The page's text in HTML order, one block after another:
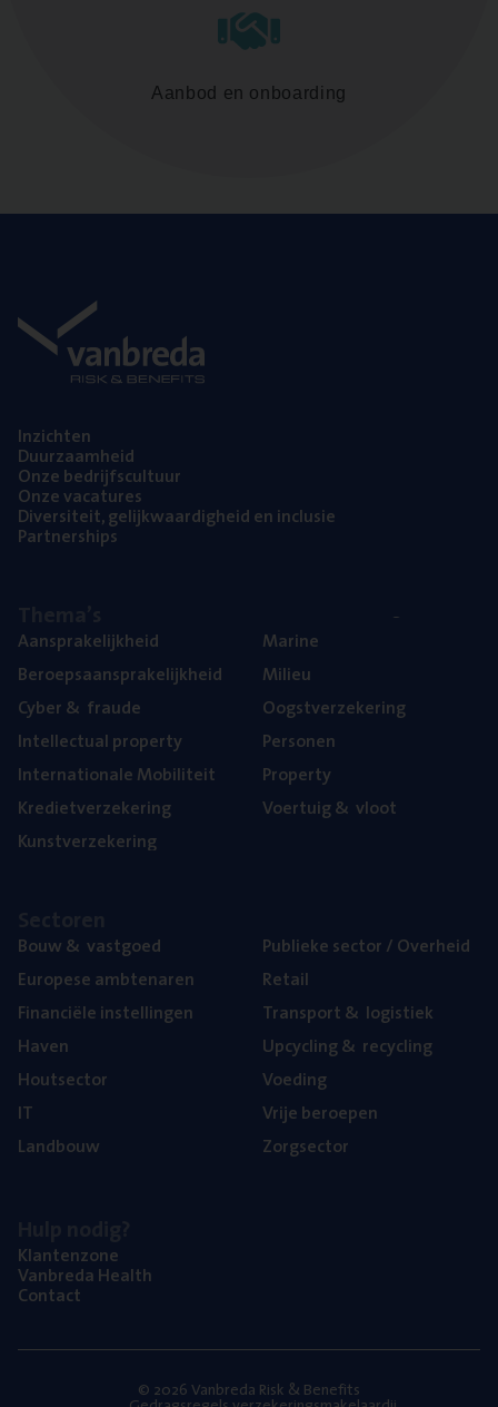
Aanbod en onboarding
Inzich­ten
Duur­zaam­heid
Onze bedrijfs­cul­tuur
Onze vaca­tu­res
Diver­si­teit, gelijk­waar­dig­heid en inclusie
Part­ner­ships
Aan­spra­ke­lijk­heid
Beroeps­aan­spra­ke­lijk­heid
Cyber& fraude
Intel­lec­tu­al property
Inter­na­ti­o­na­le Mobiliteit
Kre­diet­ver­ze­ke­ring
Kunst­ver­ze­ke­ring
Mari­ne
Mili­eu
Oogst­ver­ze­ke­ring
Per­so­nen
Pro­per­ty
Voer­tuig& vloot
Bouw& vastgoed
Euro­pe­se ambtenaren
Finan­ci­ë­le instellingen
Haven
Hout­sec­tor
IT
Land­bouw
Publie­ke sec­tor / Overheid
Retail
Trans­port& logistiek
Upcy­cling& recycling
Voe­ding
Vrije beroe­pen
Zorg­sec­tor
Klan­ten­zo­ne
Van­b­re­da Health
Con­tact
© 2026 Vanbreda Risk & Benefits